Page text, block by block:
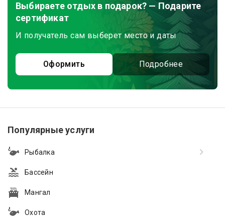
Выбираете отдых в подарок? — Подарите
сертификат
И получатель сам выберет место и даты
Оформить Подробнее
Популярные услуги
Рыбалка
Бассейн
Мангал
Охота